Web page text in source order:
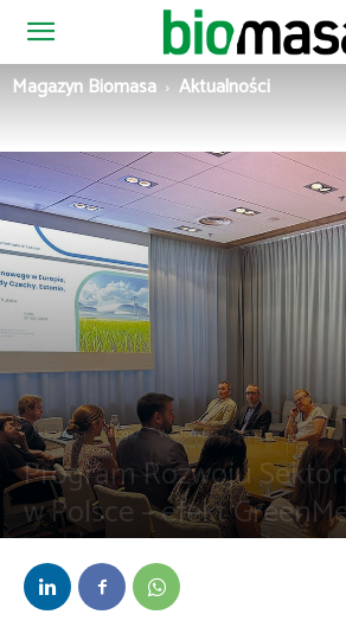
Magazyn
Magazyn Biomasa Aktualności
Aktualności Biogaz Wiadomości z Polski
Program Rozwoju
w Polsce – efekt